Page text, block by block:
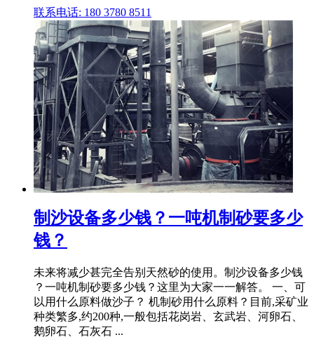
联系电话: 180 3780 8511
制沙设备多少钱？一吨机制砂要多少
钱？
未来将减少甚完全告别天然砂的使用。制沙设备多少钱
？一吨机制砂要多少钱？这里为大家一一解答。 一、可
以用什么原料做沙子？ 机制砂用什么原料？目前,采矿业
种类繁多,约200种,一般包括花岗岩、玄武岩、河卵石、
鹅卵石、石灰石 ...